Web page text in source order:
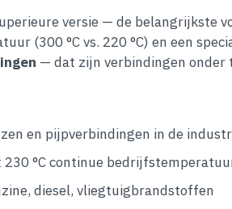
versie — de belangrijkste
(300 °C vs. 220 °C) en een
— dat zijn verbindingen onder
en pijpverbindingen in de
°C continue
diesel, vliegtuigbrandstoffen